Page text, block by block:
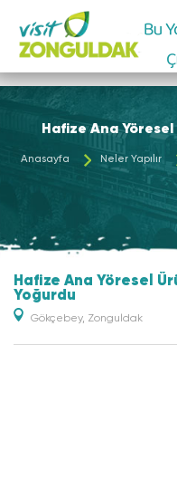
Hafize Ana
Anasayfa Neler Yapılır
Hafize Ana Yöresel
Yoğurdu
Gökçebey, Zonguldak